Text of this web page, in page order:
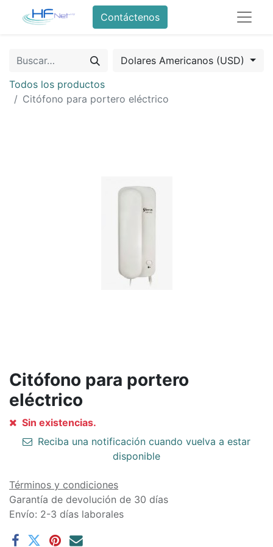
Contáctenos
Dolares Americanos (USD)
Todos los productos
Citófono para portero eléctrico
Citófono para portero
eléctrico
Sin existencias.
Reciba una notificación cuando vuelva a estar
disponible
Términos y condiciones
Garantía de devolución de 30 días
Envío: 2-3 días laborales